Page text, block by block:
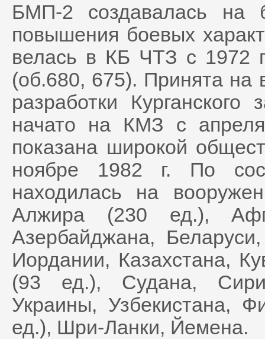
БМП-2 создавалась на
повышения боевых
велась в КБ ЧТЗ с 1972
(об.680, 675). Принята на
разработки Курганского
начато на КМЗ с
показана широкой
ноябре 1982 г. По
находилась на
Алжира (230 ед.),
Азербайджана,
Иордании, Казахстана,
(93 ед.), Судана,
Украины, Узбекистана,
ед.), Шри-Ланки, Йемена.